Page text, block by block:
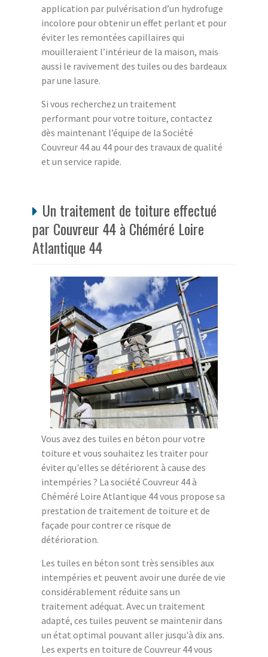
application par pulvérisation d’un hydrofuge
incolore pour obtenir un effet perlant et pour
éviter les remontées capillaires qui
mouilleraient l’intérieur de la maison, mais
aussi le ravivement des tuiles ou des bardeaux
par une lasure.
Si vous recherchez un traitement
performant pour votre toiture, contactez
dès maintenant l’équipe de la Société
Couvreur 44 au 44 pour des travaux de qualité
et un service rapide.
Un traitement de toiture effectué
par Couvreur 44 à Chéméré Loire
Atlantique 44
Vous avez des tuiles en béton pour votre
toiture et vous souhaitez les traiter pour
éviter qu'elles se détériorent à cause des
intempéries ? La société Couvreur 44 à
Chéméré Loire Atlantique 44 vous propose sa
prestation de traitement de toiture et de
façade pour contrer ce risque de
détérioration.
Les tuiles en béton sont très sensibles aux
intempéries et peuvent avoir une durée de vie
considérablement réduite sans un
traitement adéquat. Avec un traitement
adapté, ces tuiles peuvent se maintenir dans
un état optimal pouvant aller jusqu'à dix ans.
Les experts en toiture de Couvreur 44 vous